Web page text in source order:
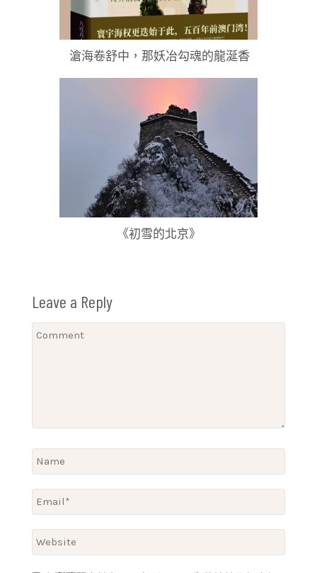
滄海卷舒中，那妖冶勾魂的龍涎香
《初雪的北京》
Leave a Reply